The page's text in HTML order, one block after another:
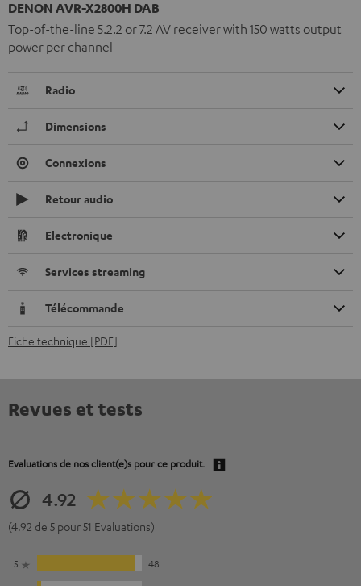
DENON AVR-X2800H DAB
Top-of-the-line 5.2.2 or 7.2 AV receiver with 150 watts output
power per channel
Radio
Dimensions
Connexions
Retour audio
Electronique
Services streaming
Télécommande
Fiche technique [PDF]
Revues et tests
Evaluations de nos client(e)s pour ce produit.
4.92
(4.92 de 5 pour 51 Evaluations)
5
48